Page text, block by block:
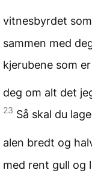
vitnesbyrdet
sammen med
kjerubene som
deg om alt det
23 Så skal du
alen bredt og
med rent gull og